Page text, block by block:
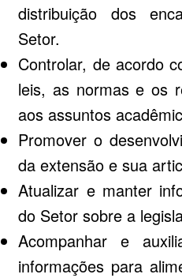
distribuição dos
Setor.
Controlar, de acordo
leis, as normas e os
aos assuntos
Promover o
da extensão e sua
Atualizar e manter
do Setor sobre a
Acompanhar e
informações para